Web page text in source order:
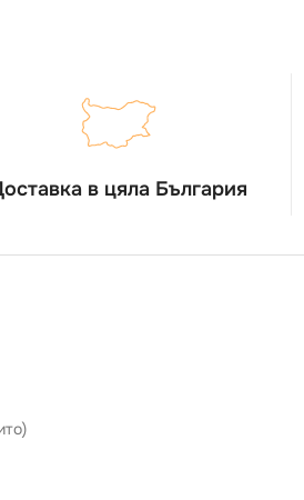
в цяла България